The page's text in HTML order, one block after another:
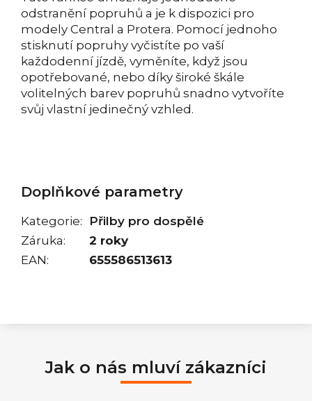
odstranění popruhů a je k dispozici pro
modely Central a Protera. Pomocí jednoho
stisknutí popruhy vyčistíte po vaší
každodenní jízdě, vyměníte, když jsou
opotřebované, nebo díky široké škále
volitelných barev popruhů snadno vytvoříte
svůj vlastní jedinečný vzhled.
Doplňkové parametry
Kategorie:
Přilby pro dospělé
Záruka:
2 roky
EAN: 655586513613
Jak o nás mluví zákazníci